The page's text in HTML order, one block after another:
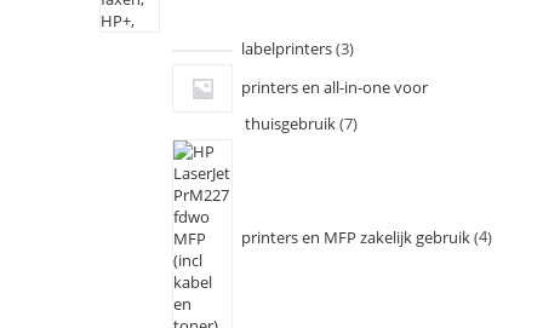
labelprinters 3
printers en all-in-one voor
thuisgebruik 7
printers en MFP zakelijk gebruik 4